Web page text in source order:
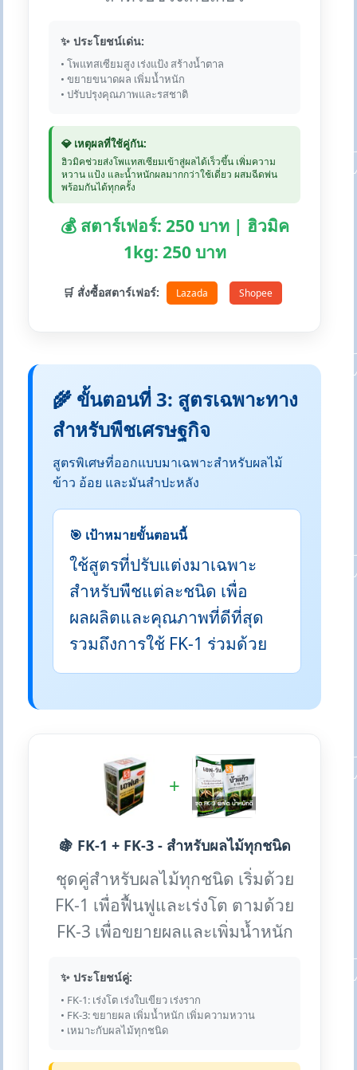
✨ ประโยชน์เด่น:
• โพแทสเซียมสูง เร่งแป้ง สร้างน้ำตาล
• ขยายขนาดผล เพิ่มน้ำหนัก
• ปรับปรุงคุณภาพและรสชาติ
💎 เหตุผลที่ใช้คู่กัน:
ฮิวมิคช่วยส่งโพแทสเซียมเข้าสู่ผลได้เร็วขึ้น เพิ่มความ
หวาน แป้ง และน้ำหนักผลมากกว่าใช้เดี่ยว ผสมฉีดพ่น
พร้อมกันได้ทุกครั้ง
💰 สตาร์เฟอร์: 250 บาท | ฮิวมิค
1kg: 250 บาท
🛒 สั่งซื้อสตาร์เฟอร์: Lazada Shopee
🌾 ขั้นตอนที่ 3: สูตรเฉพาะทาง
สำหรับพืชเศรษฐกิจ
สูตรพิเศษที่ออกแบบมาเฉพาะสำหรับผลไม้
ข้าว อ้อย และมันสำปะหลัง
🎯 เป้าหมายขั้นตอนนี้
ใช้สูตรที่ปรับแต่งมาเฉพาะ
สำหรับพืชแต่ละชนิด เพื่อ
ผลผลิตและคุณภาพที่ดีที่สุด
รวมถึงการใช้ FK-1 ร่วมด้วย
+
🍇 FK-1 + FK-3 - สำหรับผลไม้ทุกชนิด
ชุดคู่สำหรับผลไม้ทุกชนิด เริ่มด้วย
FK-1 เพื่อฟื้นฟูและเร่งโต ตามด้วย
FK-3 เพื่อขยายผลและเพิ่มน้ำหนัก
✨ ประโยชน์คู่:
• FK-1: เร่งโต เร่งใบเขียว เร่งราก
• FK-3: ขยายผล เพิ่มน้ำหนัก เพิ่มความหวาน
• เหมาะกับผลไม้ทุกชนิด